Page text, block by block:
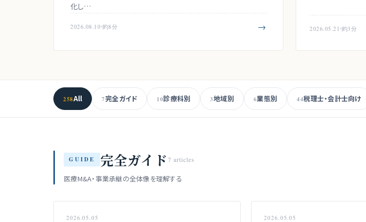
化し…
2026.08.10 約8分 → 2026.05.21 約3分
258All 7完全ガイド 10診療科別 3地域別 6業態別 44税理士・会計士向け
GUIDE 完全ガイド7 articles
医療M&A・事業承継の全体像を理解する
2026.05.05 2026.05.05